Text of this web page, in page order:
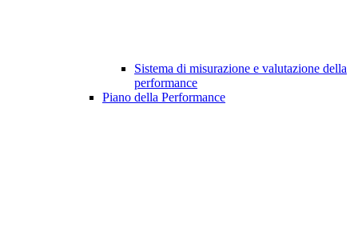
Sistema di misurazione e valutazione della
performance
Piano della Performance